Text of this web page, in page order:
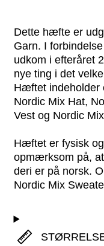
Dette hæfte er
Garn. I
udkom i efteråret
nye ting i det
Hæftet indeholder
Nordic Mix Hat,
Vest og Nordic
Hæftet er fysisk
opmærksom på,
deri er på norsk.
Nordic Mix